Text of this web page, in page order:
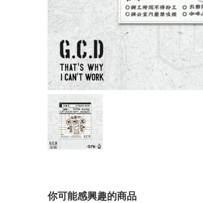
你可能感興趣的商品